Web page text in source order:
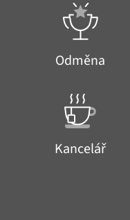
Odměna
Kancelář